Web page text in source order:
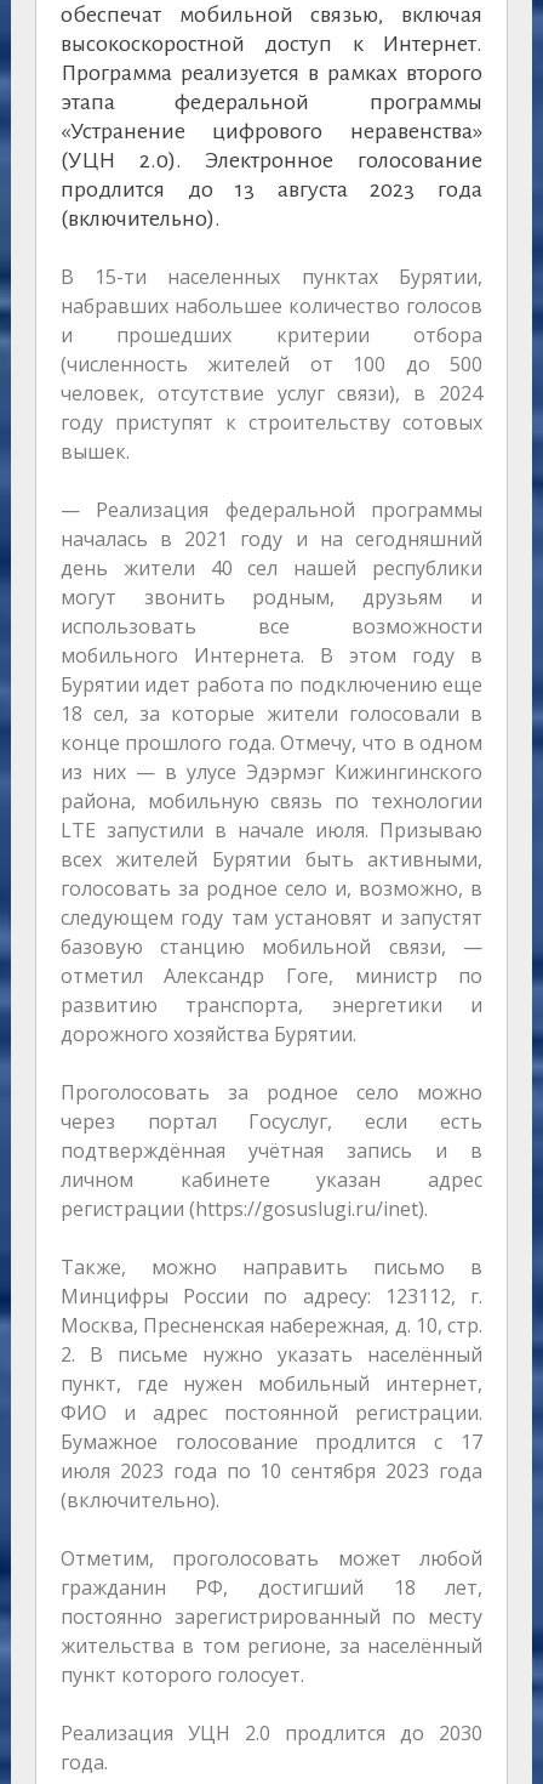
обеспечат мобильной связью, включая
высокоскоростной доступ к Интернет.
Программа реализуется в рамках второго
этапа федеральной программы
«Устранение цифрового неравенства»
(УЦН 2.0). Электронное голосование
продлится до 13 августа 2023 года
(включительно).
В 15-ти населенных пунктах Бурятии,
набравших набольшее количество голосов
и прошедших критерии отбора
(численность жителей от 100 до 500
человек, отсутствие услуг связи), в 2024
году приступят к строительству сотовых
вышек.
— Реализация федеральной программы
началась в 2021 году и на сегодняшний
день жители 40 сел нашей республики
могут звонить родным, друзьям и
использовать все возможности
мобильного Интернета. В этом году в
Бурятии идет работа по подключению еще
18 сел, за которые жители голосовали в
конце прошлого года. Отмечу, что в одном
из них — в улусе Эдэрмэг Кижингинского
района, мобильную связь по технологии
LTE запустили в начале июля. Призываю
всех жителей Бурятии быть активными,
голосовать за родное село и, возможно, в
следующем году там установят и запустят
базовую станцию мобильной связи, —
отметил Александр Гоге, министр по
развитию транспорта, энергетики и
дорожного хозяйства Бурятии.
Проголосовать за родное село можно
через портал Госуслуг, если есть
подтверждённая учётная запись и в
личном кабинете указан адрес
регистрации (https://gosuslugi.ru/inet).
Также, можно направить письмо в
Минцифры России по адресу: 123112, г.
Москва, Пресненская набережная, д. 10, стр.
2. В письме нужно указать населённый
пункт, где нужен мобильный интернет,
ФИО и адрес постоянной регистрации.
Бумажное голосование продлится с 17
июля 2023 года по 10 сентября 2023 года
(включительно).
Отметим, проголосовать может любой
гражданин РФ, достигший 18 лет,
постоянно зарегистрированный по месту
жительства в том регионе, за населённый
пункт которого голосует.
Реализация УЦН 2.0 продлится до 2030
года.